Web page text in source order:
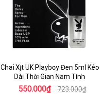
Chai Xịt UK Playboy Đen 5ml Kéo
Dài Thời Gian Nam Tính
550.000₫ 723.000₫